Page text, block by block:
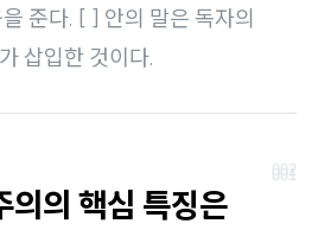
준다. [ ] 안의 말은 독자의
삽입한 것이다.
의의 핵심 특징은